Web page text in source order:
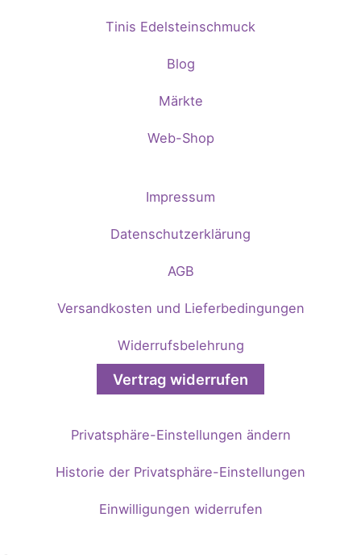
Tinis Edelsteinschmuck
Blog
Märkte
Web-Shop
Impressum
Datenschutzerklärung
AGB
Versandkosten und Lieferbedingungen
Widerrufsbelehrung
Vertrag widerrufen
Privatsphäre-Einstellungen ändern
Historie der Privatsphäre-Einstellungen
Einwilligungen widerrufen